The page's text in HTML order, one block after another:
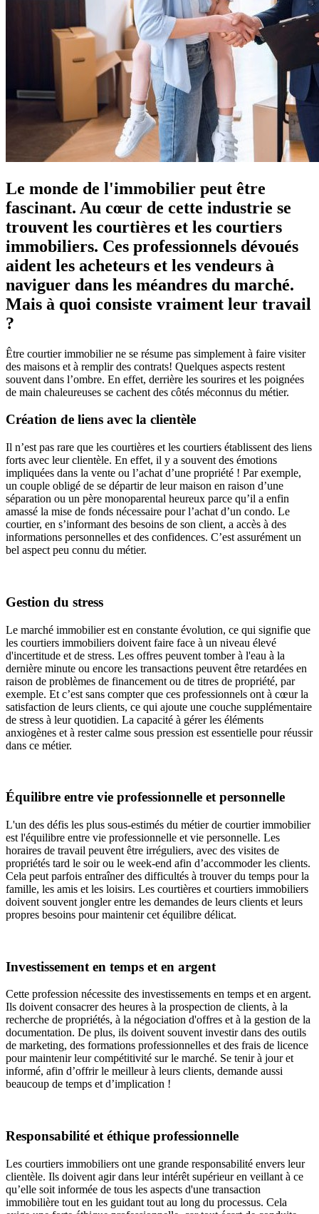
Le monde de l'immobilier peut être
fascinant. Au cœur de cette industrie se
trouvent les courtières et les courtiers
immobiliers. Ces professionnels dévoués
aident les acheteurs et les vendeurs à
naviguer dans les méandres du marché.
Mais à quoi consiste vraiment leur travail
?
Être courtier immobilier ne se résume pas simplement à faire visiter
des maisons et à remplir des contrats! Quelques aspects restent
souvent dans l’ombre. En effet, derrière les sourires et les poignées
de main chaleureuses se cachent des côtés méconnus du métier.
Création de liens avec la clientèle
Il n’est pas rare que les courtières et les courtiers établissent des liens
forts avec leur clientèle. En effet, il y a souvent des émotions
impliquées dans la vente ou l’achat d’une propriété ! Par exemple,
un couple obligé de se départir de leur maison en raison d’une
séparation ou un père monoparental heureux parce qu’il a enfin
amassé la mise de fonds nécessaire pour l’achat d’un condo. Le
courtier, en s’informant des besoins de son client, a accès à des
informations personnelles et des confidences. C’est assurément un
bel aspect peu connu du métier.
Gestion du stress
Le marché immobilier est en constante évolution, ce qui signifie que
les courtiers immobiliers doivent faire face à un niveau élevé
d'incertitude et de stress. Les offres peuvent tomber à l'eau à la
dernière minute ou encore les transactions peuvent être retardées en
raison de problèmes de financement ou de titres de propriété, par
exemple. Et c’est sans compter que ces professionnels ont à cœur la
satisfaction de leurs clients, ce qui ajoute une couche supplémentaire
de stress à leur quotidien. La capacité à gérer les éléments
anxiogènes et à rester calme sous pression est essentielle pour réussir
dans ce métier.
Équilibre entre vie professionnelle et personnelle
L'un des défis les plus sous-estimés du métier de courtier immobilier
est l'équilibre entre vie professionnelle et vie personnelle. Les
horaires de travail peuvent être irréguliers, avec des visites de
propriétés tard le soir ou le week-end afin d’accommoder les clients.
Cela peut parfois entraîner des difficultés à trouver du temps pour la
famille, les amis et les loisirs. Les courtières et courtiers immobiliers
doivent souvent jongler entre les demandes de leurs clients et leurs
propres besoins pour maintenir cet équilibre délicat.
Investissement en temps et en argent
Cette profession nécessite des investissements en temps et en argent.
Ils doivent consacrer des heures à la prospection de clients, à la
recherche de propriétés, à la négociation d'offres et à la gestion de la
documentation. De plus, ils doivent souvent investir dans des outils
de marketing, des formations professionnelles et des frais de licence
pour maintenir leur compétitivité sur le marché. Se tenir à jour et
informé, afin d’offrir le meilleur à leurs clients, demande aussi
beaucoup de temps et d’implication !
Responsabilité et éthique professionnelle
Les courtiers immobiliers ont une grande responsabilité envers leur
clientèle. Ils doivent agir dans leur intérêt supérieur en veillant à ce
qu’elle soit informée de tous les aspects d'une transaction
immobilière tout en les guidant tout au long du processus. Cela